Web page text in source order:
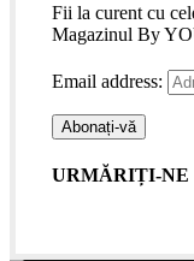
Fii la curent cu
Magazinul By
Email address:
URMĂRIȚI-NE